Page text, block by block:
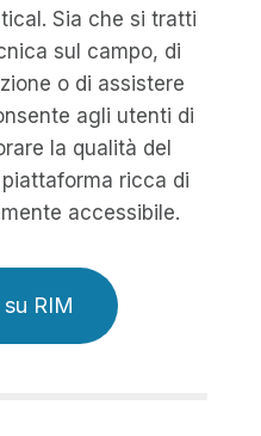
Sia che si tratti
sul campo, di
o di assistere
agli utenti di
la qualità del
ricca di
accessibile.
RIM